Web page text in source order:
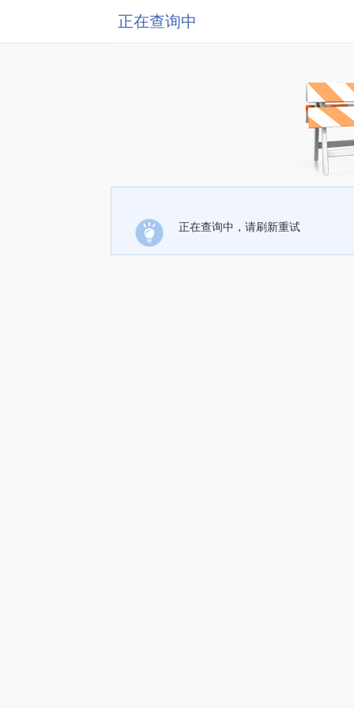
正在查询中
正在查询中，请刷新重试